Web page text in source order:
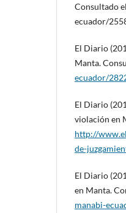
Consultado
ecuador/
El Diario
Manta.
ecuador/
El Diario
violación en
http://
de-
El Diario
en Manta.
manabi-